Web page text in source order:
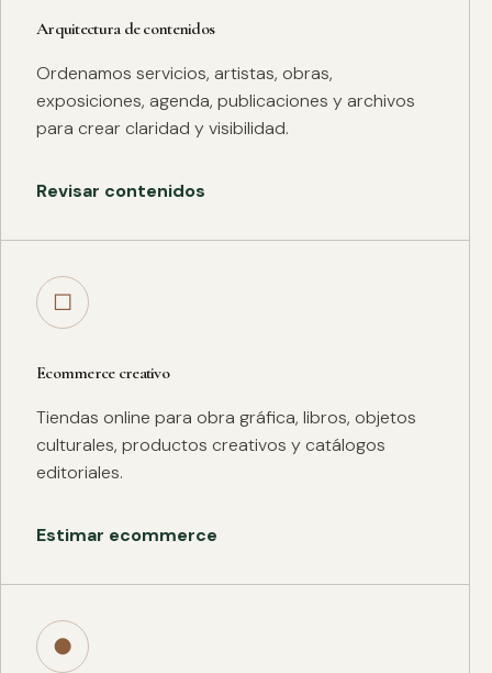
Arquitectura de contenidos
Ordenamos servicios, artistas, obras,
exposiciones, agenda, publicaciones y archivos
para crear claridad y visibilidad.
Revisar contenidos
□
Ecommerce creativo
Tiendas online para obra gráfica, libros, objetos
culturales, productos creativos y catálogos
editoriales.
Estimar ecommerce
●